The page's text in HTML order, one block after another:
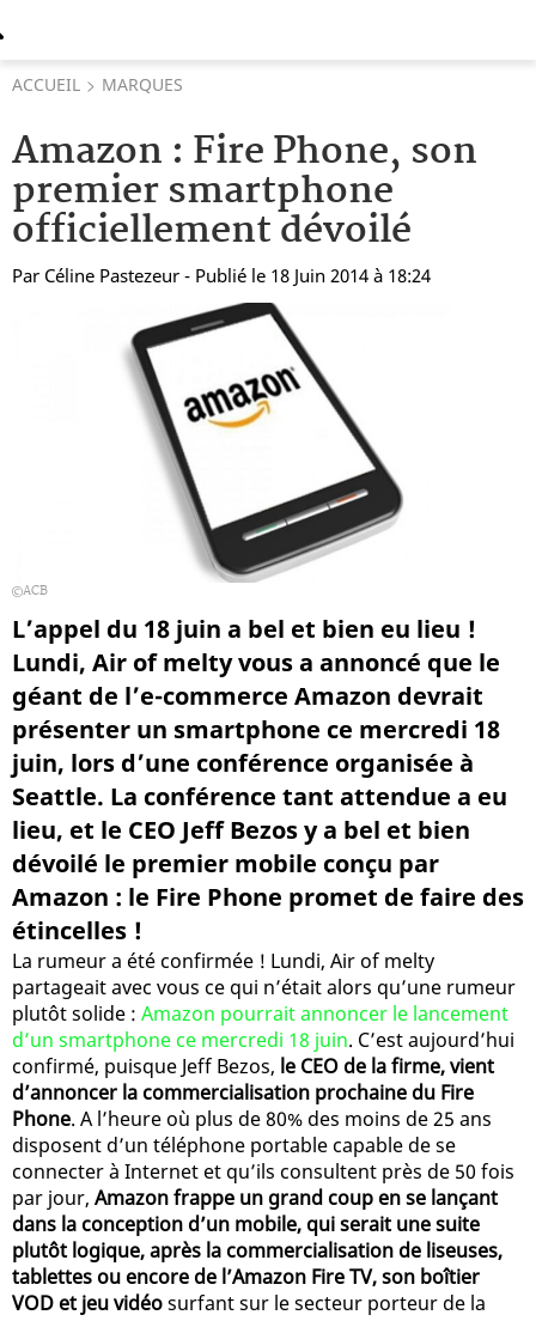
ACCUEIL MARQUES
Amazon : Fire Phone, son
premier smartphone
officiellement dévoilé
Par Céline Pastezeur - Publié le 18 Juin 2014 à 18:24
ACB
L’appel du 18 juin a bel et bien eu lieu !
Lundi, Air of melty vous a annoncé que le
géant de l’e-commerce Amazon devrait
présenter un smartphone ce mercredi 18
juin, lors d’une conférence organisée à
Seattle. La conférence tant attendue a eu
lieu, et le CEO Jeff Bezos y a bel et bien
dévoilé le premier mobile conçu par
Amazon : le Fire Phone promet de faire des
étincelles !
La rumeur a été confirmée ! Lundi, Air of melty
partageait avec vous ce qui n’était alors qu’une rumeur
plutôt solide : Amazon pourrait annoncer le lancement
d’un smartphone ce mercredi 18 juin. C’est aujourd’hui
confirmé, puisque Jeff Bezos, le CEO de la firme, vient
d’annoncer la commercialisation prochaine du Fire
Phone. A l’heure où plus de 80% des moins de 25 ans
disposent d’un téléphone portable capable de se
connecter à Internet et qu’ils consultent près de 50 fois
par jour, Amazon frappe un grand coup en se lançant
dans la conception d’un mobile, qui serait une suite
plutôt logique, après la commercialisation de liseuses,
tablettes ou encore de l’Amazon Fire TV, son boîtier
VOD et jeu vidéosurfant sur le secteur porteur de la